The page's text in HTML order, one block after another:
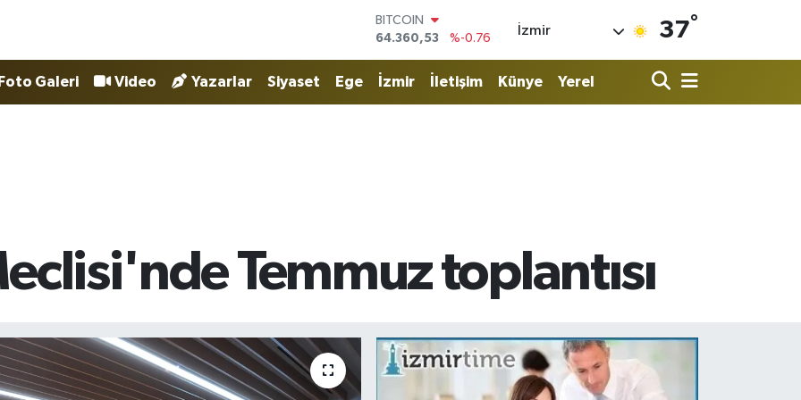
DOLAR
47,7069
%0.17
55,0265
%0.01
İzmir 37°
Foto Galeri Video Yazarlar Siyaset Ege İzmir İletişim Künye Yerel
Temmuz toplantısı